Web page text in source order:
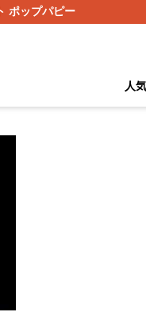
ポップパピー
人